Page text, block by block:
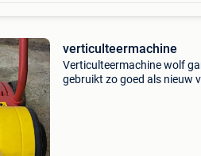
verticulteermachine
Verticulteermachine wolf
gebruikt zo goed als nieuw